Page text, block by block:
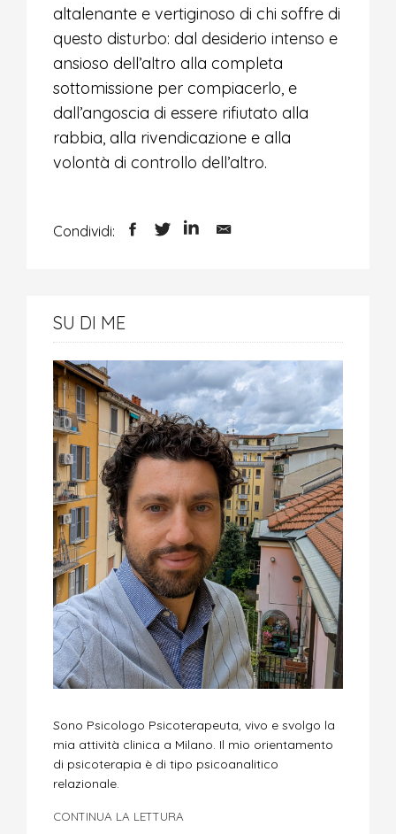
altalenante e vertiginoso di chi soffre di
questo disturbo: dal desiderio intenso e
ansioso dell’altro alla completa
sottomissione per compiacerlo, e
dall’angoscia di essere rifiutato alla
rabbia, alla rivendicazione e alla
volontà di controllo dell’altro.
Condividi:
SU DI ME
Sono Psicologo Psicoterapeuta, vivo e svolgo la
mia attività clinica a Milano. Il mio orientamento
di psicoterapia è di tipo psicoanalitico
relazionale.
CONTINUA LA LETTURA